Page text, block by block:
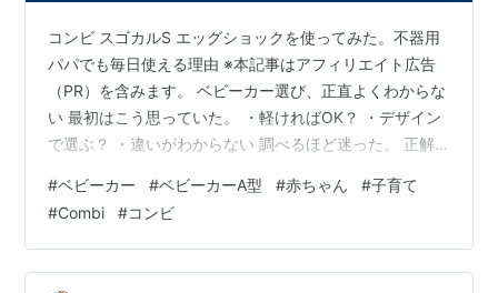
コンビ スゴカルS エッグショックを使ってみた。不器用
パパでも毎日使える理由 ※本記事はアフィリエイト広告
（PR）を含みます。 ベビーカー選び、正直よくわからな
い 最初はこう思っていた。 ・軽ければOK？ ・デザイン
で選ぶ？ ・違いがわからない 調べるほど迷った。 正解
OK 結論はシンプル。 👉「毎日使うなら軽さと使い勝手
が最優先」 その条件ならこれで十分だった。 ※「自分が
使っているベビーカーはこちら」 item.rakuten.co.jp 実
際に使って感じたこと 使っているのは コンビ スゴカルS
#ベビーカー #ベビーカーA型 #赤ちゃん #子育て
#Combi #コンビ